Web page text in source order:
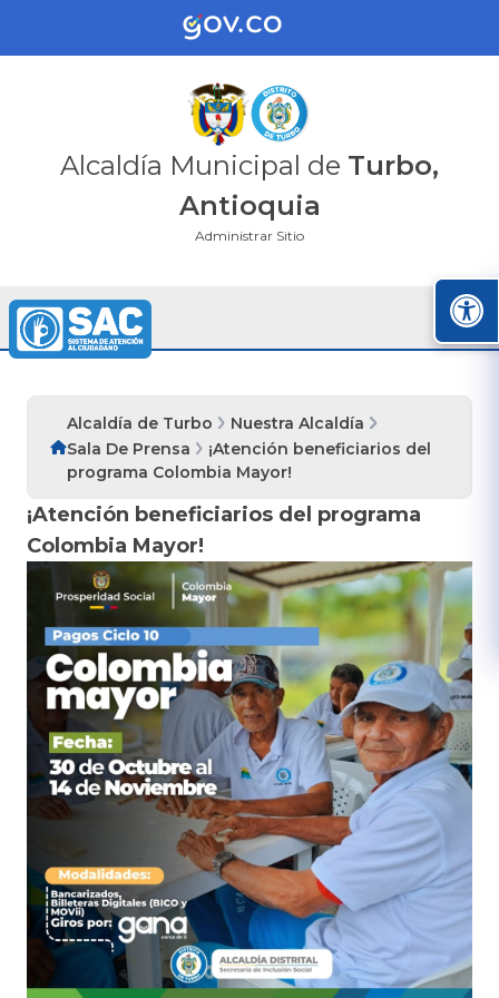
Alcaldía Municipal de Turbo,
Antioquia
Administrar Sitio
Alcaldía de Turbo
Nuestra Alcaldía
Sala De Prensa
¡Atención beneficiarios del
programa Colombia Mayor!
¡Atención beneficiarios del programa
Colombia Mayor!